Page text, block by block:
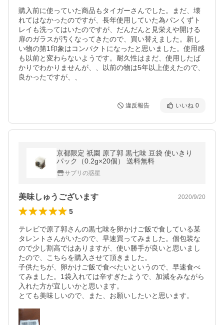
購入前に使っていた商品もタイガーさんでした。まだ、壊
れてはなかったのですが、長年使用していた為パンくずト
レイも洗ってはいたのですが、だんだんと見栄えや開ける
扉のガラスが汚くなってきたので、買い替えました。新し
い物の第1印象はコンパクトになったと思いました。使用感
も以前と変わらないようです。耐久性はまだ、使用したば
かりでわかりませんが、、以前の物は5年以上使えたので、
良かったですが、、
違反報告 いいね 0
京都限定 祇園 原了郭 黒七味 豆袋 使いきり
パック（0.2g×20個） 送料無料
サプリの惑星
美味しゅうございます 2020/9/20
5
テレビで原了郭さんの黒七味を卵かけご飯で食している某
タレントさんがいたので、早速買ってみました。個包装な
ので少し割高ではありますが、使い勝手が良いと思いまし
たので、こちらを購入させて頂きました。
子供たちが、卵かけご飯で食べたいというので、早速食べ
てみました。1袋入れては辛すぎたようで、加減をみながら
入れた方が宜しいかと思います。
とても美味しいので、また、お願いしたいと思います。